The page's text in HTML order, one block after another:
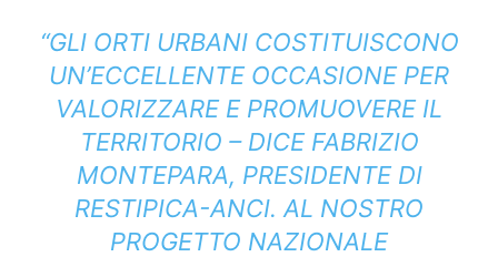
“GLI ORTI URBANI COSTITUISCONO
UN’ECCELLENTE OCCASIONE PER
VALORIZZARE E PROMUOVERE IL
TERRITORIO – DICE FABRIZIO
MONTEPARA, PRESIDENTE DI
RESTIPICA-ANCI. AL NOSTRO
PROGETTO NAZIONALE